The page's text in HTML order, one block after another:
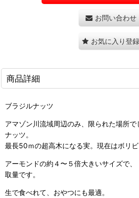
お問い合わせ
お気に入り登録
商品詳細
ブラジルナッツ
アマゾン川流域周辺のみ、限られた場所
ナッツ。
最長50ｍの超高木になる実。現在はボリビ
アーモンドの約４〜５倍大きいサイズで
取量です。
生で食べれて、おやつにも最適。